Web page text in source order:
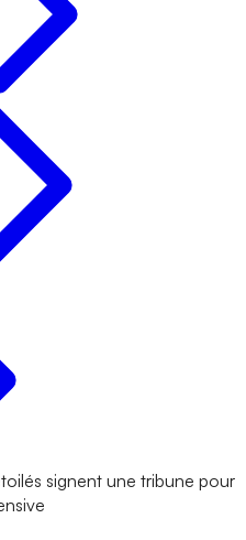
signent une tribune pour